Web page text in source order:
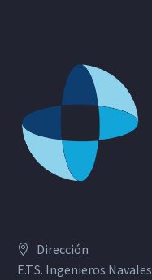
Dirección
E.T.S. Ingenieros Navales